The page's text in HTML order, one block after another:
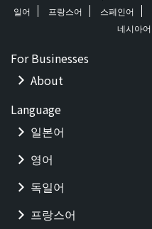
일어
프랑스어 스페인어
네시아어
For Businesses
About
Language
일본어
영어
독일어
프랑스어